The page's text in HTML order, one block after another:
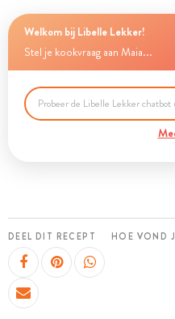
Welkom bij Libelle Lekker!
Stel je kookvraag aan Maia...
DEEL DIT RECEPT HOE VOND